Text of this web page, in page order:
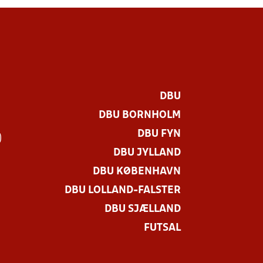
DBU
DBU BORNHOLM
DBU FYN
DBU JYLLAND
DBU KØBENHAVN
DBU LOLLAND-FALSTER
DBU SJÆLLAND
FUTSAL